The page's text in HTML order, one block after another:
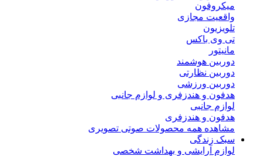
میکروفون
واقعیت مجازی
تلویزیون
تی وی باکس
مانیتور
دوربین هوشمند
دوربین نظارتی
دوربین ورزشی
هدفون و هندزفری و لوازم جانبی
لوازم جانبی
هدفون و هندزفری
مشاهده همه محصولات صوتی تصویری
سبک زندگی
لوازم آرایشی و بهداشت شخصی